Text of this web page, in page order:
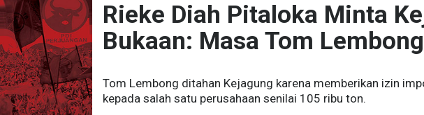
Rieke Diah Pitaloka Minta
Bukaan: Masa Tom
Tom Lembong ditahan Kejagung karena memberikan izin
kepada salah satu perusahaan senilai 105 ribu ton.